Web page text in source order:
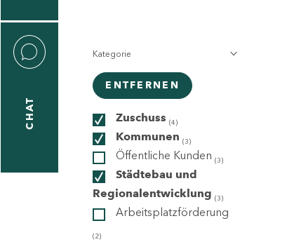
CHAT
Kategorie
ENTFERNEN
Zuschuss (4)
Kommunen (3)
Öffentliche Kunden (3)
Städtebau und
Regionalentwicklung (3)
Arbeitsplatzförderung
(2)